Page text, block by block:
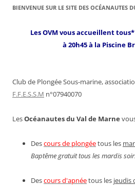
BIENVENUE SUR LE SITE DES OCÉANAUTES
Les OVM vous accueillent
à 20h45 à la Piscine
Club de Plongée Sous-marine,
F.F.E.S.S.M n°07940070
LesOcéanautes du Val de Marne
Descours de plongéetous les
Baptême gratuit tous les mardis
Descours d'apnéetous les jeudis